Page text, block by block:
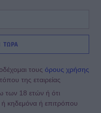
ΤΩΡΑ
τους όρους χρήσης
της εταιρείας
των 18 ετών ή ότι
ή κηδεμόνα ή επιτρόπου